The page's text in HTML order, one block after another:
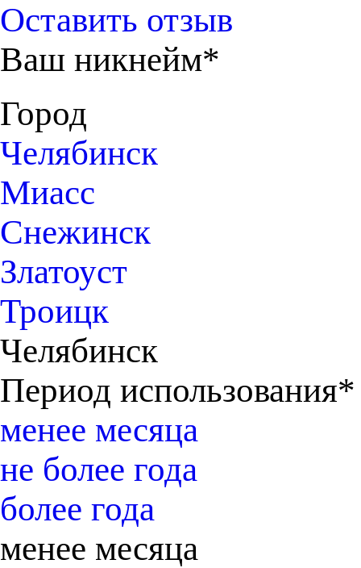
Оставить отзыв
Ваш никнейм*
Город
Челябинск
Миасс
Снежинск
Златоуст
Троицк
Челябинск
Период использования*
менее месяца
не более года
более года
менее месяца